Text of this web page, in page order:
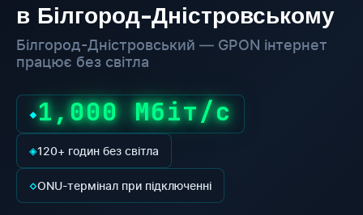
в Білгород-Дністровському
Білгород-Дністровський — GPON інтернет
працює без світла
◆1,000 Мбіт/с
◈120+ годин без світла
◇ONU-термінал при підключенні